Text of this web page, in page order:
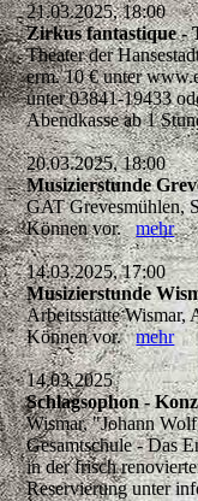
21.03.2025, 18:00
Zirkus fantastique -
Theater der
erm. 10 € unter
unter 03841-19433
Abendkasse ab 1
20.03.2025, 18:00
Musizierstunde
GAT Grevesmühlen,
Können vor.mehr
14.03.2025, 17:00
Musizierstunde
Arbeitsstätte Wismar,
Können vor.mehr
14.03.2025
Schlagsophon -
Wismar, "Johann
Gesamtschule - Das
in der frisch
Reservierung unter